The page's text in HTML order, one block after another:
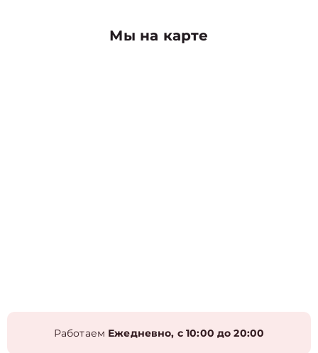
Мы на карте
Работаем Ежедневно, с 10:00 до 20:00